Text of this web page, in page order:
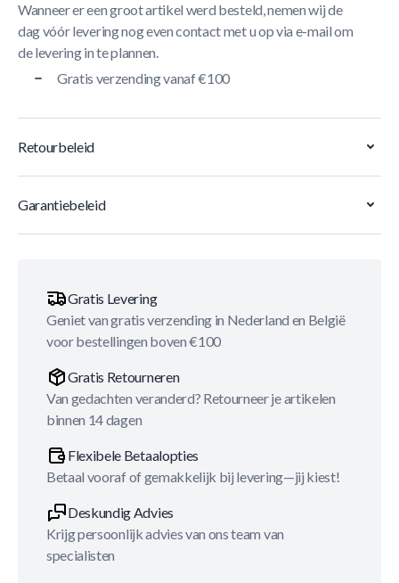
Wanneer er een groot artikel werd besteld, nemen wij de
dag vóór levering nog even contact met u op via e-mail om
de levering in te plannen.
Gratis verzending vanaf €100
Retourbeleid
Garantiebeleid
Gratis Levering
Geniet van gratis verzending in Nederland en België
voor bestellingen boven €100
Gratis Retourneren
Van gedachten veranderd? Retourneer je artikelen
binnen 14 dagen
Flexibele Betaalopties
Betaal vooraf of gemakkelijk bij levering—jij kiest!
Deskundig Advies
Krijg persoonlijk advies van ons team van
specialisten